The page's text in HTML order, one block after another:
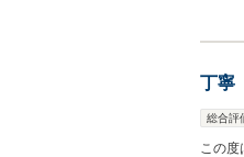
丁寧
総合評
この度